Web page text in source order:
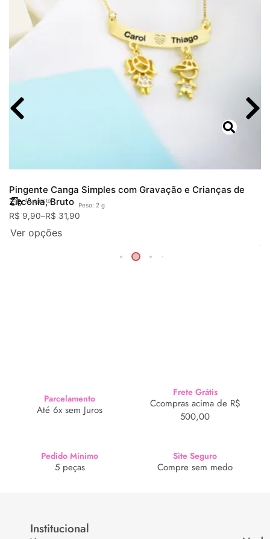
Pingente Canga Simples com Gravação e Crianças de
Zircônia, Bruto
19. agosto
Peso: 2 g
R$ 9,90–R$ 31,90
Ver opções
Parcelamento
Até 6x sem Juros
Frete Grátis
Ccompras acima de R$
500,00
Pedido Mínimo
5 peças
Site Seguro
Compre sem medo
Institucional